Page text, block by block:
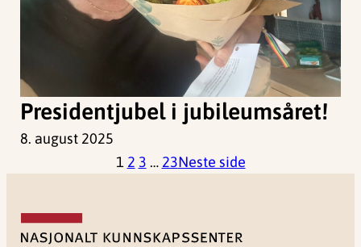
Presidentjubel i jubileumsåret!
8. august 2025
1 2 3 … 23Neste side